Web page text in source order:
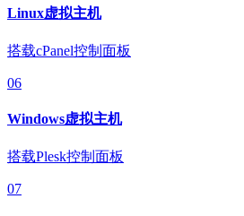
Linux虚拟主机
搭载cPanel控制面板
06
Windows虚拟主机
搭载Plesk控制面板
07